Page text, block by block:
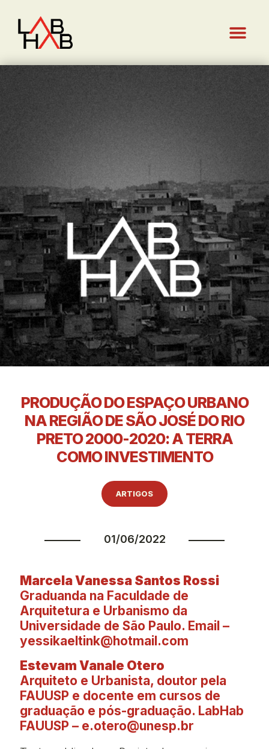
PRODUÇÃO DO ESPAÇO URBANO
NA REGIÃO DE SÃO JOSÉ DO RIO
PRETO 2000-2020: A TERRA
COMO INVESTIMENTO
ARTIGOS
01/06/2022
Marcela Vanessa Santos Rossi
Graduanda na Faculdade de
Arquitetura e Urbanismo da
Universidade de São Paulo. Email –
yessikaeltink@hotmail.com
Estevam Vanale Otero
Arquiteto e Urbanista, doutor pela
FAUUSP e docente em cursos de
graduação e pós-graduação. LabHab
FAUUSP – e.otero@unesp.br